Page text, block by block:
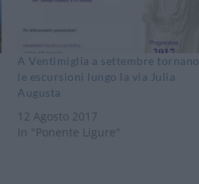
A Ventimiglia a settembre tornano
le escursioni lungo la via Julia
Augusta
12 Agosto 2017
In "Ponente Ligure"